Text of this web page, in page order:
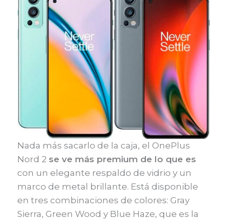
Nada más sacarlo de la caja, el OnePlus
Nord 2 se ve más premium de lo que es
con un elegante respaldo de vidrio y un
marco de metal brillante. Está disponible
en tres combinaciones de colores: Gray
Sierra, Green Wood y Blue Haze, que es la